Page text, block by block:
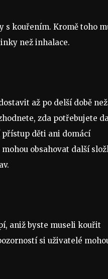
s kouřením. Kromě toho
než inhalace.
až po delší době
zda potřebujete
přístup děti ani domácí
obsahovat další
aniž byste museli kouřit
si uživatelé